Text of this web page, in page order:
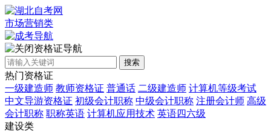
市场营销类
资格证导航
搜索
热门资格证
一级建造师 教师资格证 普通话 二级建造师 计算机等级考试
中文导游资格证 初级会计职称 中级会计职称 注册会计师 高级
会计职称 职称英语 计算机应用技术 英语四六级
建设类